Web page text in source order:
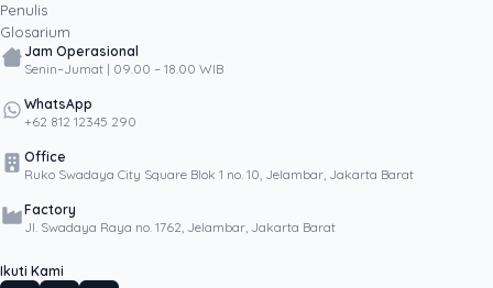
Penulis
Glosarium
Jam Operasional
Senin–Jumat | 09.00 – 18.00 WIB
WhatsApp
+62 812 12345 290
Office
Ruko Swadaya City Square Blok 1 no. 10, Jelambar, Jakarta Barat
Factory
Jl. Swadaya Raya no. 1762, Jelambar, Jakarta Barat
Ikuti Kami